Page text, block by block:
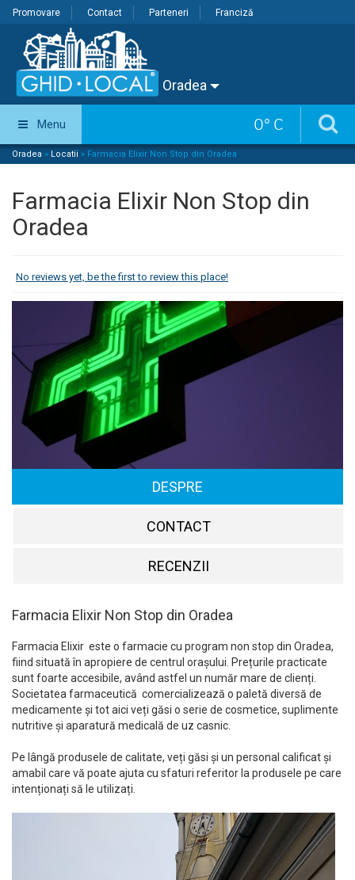
Promovare Contact Parteneri Franciză
Oradea
0° C
Menu
Oradea » Locatii » Farmacia Elixir Non Stop din Oradea
Farmacia Elixir Non Stop din
Oradea
No reviews yet, be the first to review this place!
DESPRE
CONTACT
RECENZII
Farmacia Elixir Non Stop din Oradea
Farmacia Elixir este o farmacie cu program non stop din Oradea,
fiind situată în apropiere de centrul orașului. Prețurile practicate
sunt foarte accesibile, având astfel un număr mare de clienți.
Societatea farmaceutică comercializează o paletă diversă de
medicamente și tot aici veți găsi o serie de cosmetice, suplimente
nutritive și aparatură medicală de uz casnic.
Pe lângă produsele de calitate, veți găsi și un personal calificat și
amabil care vă poate ajuta cu sfaturi referitor la produsele pe care
intenționați să le utilizați.